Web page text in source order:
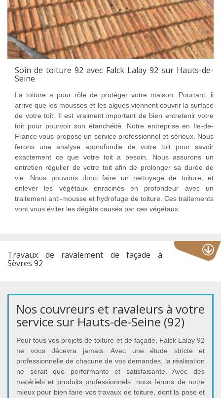
Soin de toiture 92 avec Falck Lalay 92 sur Hauts-de-
Seine
La toiture a pour rôle de protéger votre maison. Pourtant, il
arrive que les mousses et les algues viennent couvrir la surface
de votre toit. Il est vraiment important de bien entretenir votre
toit pour pourvoir son étanchéité. Notre entreprise en Ile-de-
France vous propose un service professionnel et sérieux. Nous
ferons une analyse approfondie de votre toit pour savoir
exactement ce que votre toit a besoin. Nous assurons un
entretien régulier de votre toit afin de prolonger sa durée de
vie. Nous pouvons donc faire un nettoyage de toiture, et
enlever les végétaux enracinés en profondeur avec un
traitement anti-mousse et hydrofuge de toiture. Ces traitements
vont vous éviter les dégâts causés par ces végétaux.
Travaux de ravalement de façade à
Sèvres 92
Nos couvreurs et ravaleurs à votre
service sur Hauts-de-Seine (92)
Pour tous vos projets de toiture et de façade, Falck Lalay 92
ne vous décevra jamais. Avec une étude stricte et
professionnelle de chacune de vos demandes, la réalisation
ne serait que performante et satisfaisante. Avec des
matériels et produits professionnels, nous ferons de notre
mieux pour bien faire vos travaux de toiture, dont la pose et